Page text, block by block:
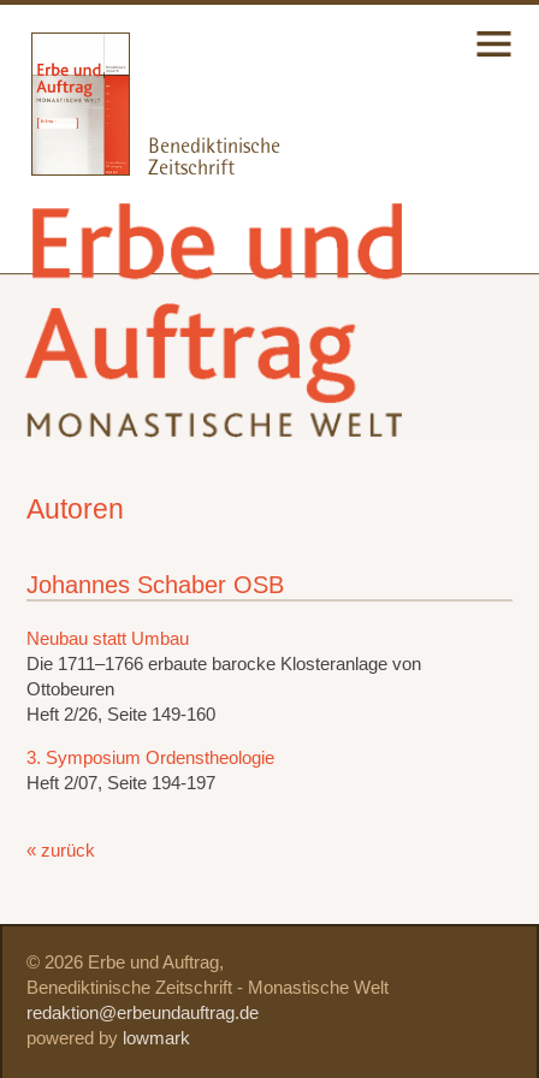
Autoren
Johannes Schaber OSB
Neubau statt Umbau
Die 1711–1766 erbaute barocke Klosteranlage von
Ottobeuren
Heft 2/26, Seite 149-160
3. Symposium Ordenstheologie
Heft 2/07, Seite 194-197
« zurück
© 2026 Erbe und Auftrag,
Benediktinische Zeitschrift - Monastische Welt
redaktion@erbeundauftrag.de
powered by lowmark